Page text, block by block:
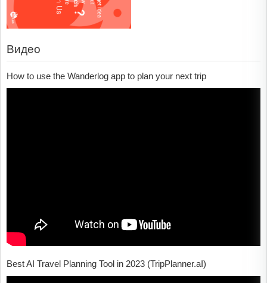
Видео
How to use the Wanderlog app to plan your next trip
Best AI Travel Planning Tool in 2023 (TripPlanner.aI)